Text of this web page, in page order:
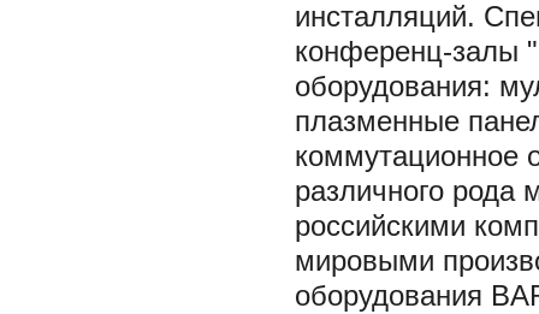
инсталляций.
конференц-залы
оборудования:
плазменные
коммутационное
различного рода
российскими
мировыми
оборудования